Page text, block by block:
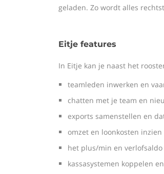
geladen. Zo wordt alles
Eitje features
In Eitje kan je naast het
teamleden inwerken en
chatten met je team en
exports samenstellen en
omzet en loonkosten inzien
het plus/min en
kassasystemen koppelen